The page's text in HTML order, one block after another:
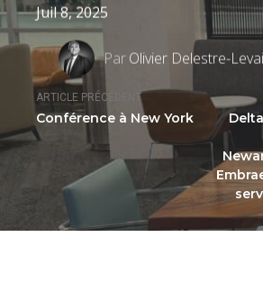
ARTICLE PRÉCÉDENT
Conférence à New York
Juil 8, 2025
ParOlivier Delestre-Levai